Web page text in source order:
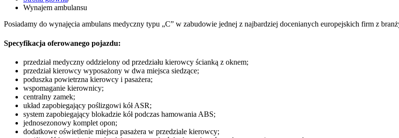
Wynajem ambulansu
Posiadamy do wynajęcia ambulans medyczny typu „C” w zabudowie jednej z najbardziej docenianych europejskich firm z
Specyfikacja oferowanego pojazdu:
przedział medyczny oddzielony od przedziału kierowcy ścianką z oknem;
przedział kierowcy wyposażony w dwa miejsca siedzące;
poduszka powietrzna kierowcy i pasażera;
wspomaganie kierownicy;
centralny zamek;
układ zapobiegający poślizgowi kół ASR;
system zapobiegający blokadzie kół podczas hamowania ABS;
jednosezonowy komplet opon;
dodatkowe oświetlenie miejsca pasażera w przedziale kierowcy;